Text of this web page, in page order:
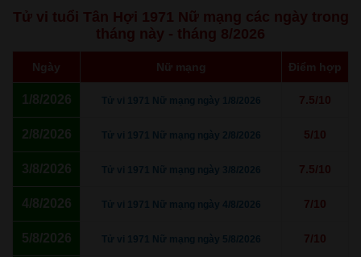
Tử vi tuổi Tân Hợi 1971 Nữ mạng các ngày trong
tháng này - tháng 8/2026
Ngày Nữ mạng Điểm hợp
1/8/2026 Tử vi 1971 Nữ mạng ngày 1/8/2026 7.5/10
2/8/2026 Tử vi 1971 Nữ mạng ngày 2/8/2026 5/10
3/8/2026 Tử vi 1971 Nữ mạng ngày 3/8/2026 7.5/10
4/8/2026 Tử vi 1971 Nữ mạng ngày 4/8/2026 7/10
5/8/2026 Tử vi 1971 Nữ mạng ngày 5/8/2026 7/10